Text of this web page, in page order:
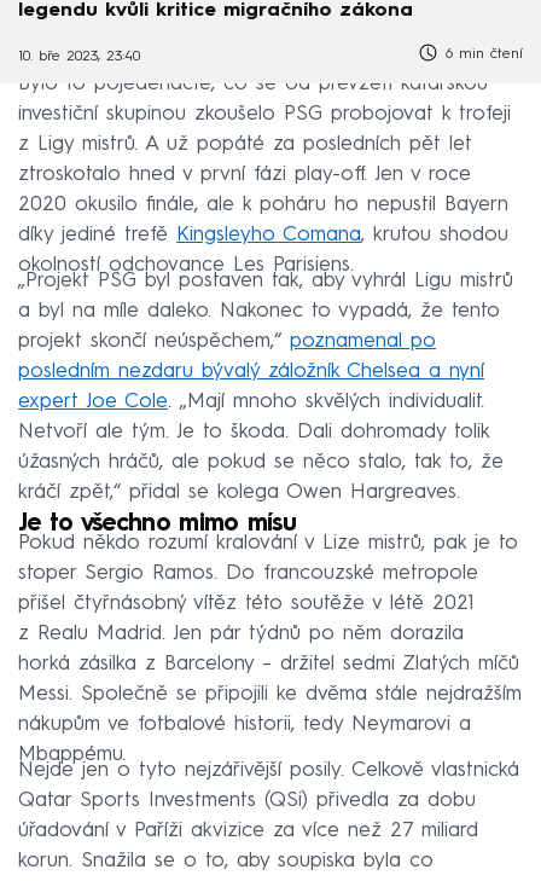
legendu kvůli kritice migračního zákona
10. bře 2023, 23:40 6 min čtení
Bylo to pojedenácté, co se od převzetí katarskou
investiční skupinou zkoušelo PSG probojovat k trofeji
z Ligy mistrů. A už popáté za posledních pět let
ztroskotalo hned v první fázi play-off. Jen v roce
2020 okusilo finále, ale k poháru ho nepustil Bayern
díky jediné trefě
Kingsleyho Comana, krutou shodou
okolností odchovance Les Parisiens.
„Projekt PSG byl postaven tak, aby vyhrál Ligu mistrů
a byl na míle daleko. Nakonec to vypadá, že tento
projekt skončí neúspěchem,“ poznamenal po
posledním nezdaru bývalý záložník Chelsea a nyní
expert Joe Cole. „Mají mnoho skvělých individualit.
Netvoří ale tým. Je to škoda. Dali dohromady tolik
úžasných hráčů, ale pokud se něco stalo, tak to, že
kráčí zpět,“ přidal se kolega Owen Hargreaves.
Je to všechno mimo mísu
Pokud někdo rozumí kralování v Lize mistrů, pak je to
stoper Sergio Ramos. Do francouzské metropole
přišel čtyřnásobný vítěz této soutěže v létě 2021
z Realu Madrid. Jen pár týdnů po něm dorazila
horká zásilka z Barcelony – držitel sedmi Zlatých míčů
Messi. Společně se připojili ke dvěma stále nejdražším
nákupům ve fotbalové historii, tedy Neymarovi a
Mbappému.
Nejde jen o tyto nejzářivější posily. Celkově vlastnická
Qatar Sports Investments (QSi) přivedla za dobu
úřadování v Paříži akvizice za více než 27 miliard
korun. Snažila se o to, aby soupiska byla co